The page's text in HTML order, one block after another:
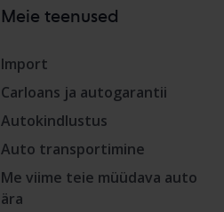
Meie teenused
Import
Carloans ja autogarantii
Autokindlustus
Auto transportimine
Me viime teie müüdava auto
ära